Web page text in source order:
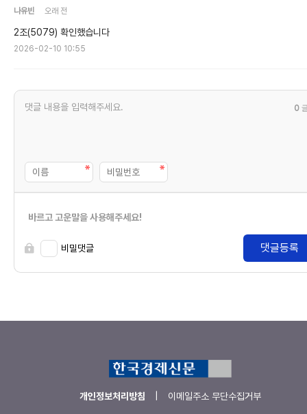
나유빈 오래 전
2조(5079) 확인했습니다
2026-02-10 10:55
0
바르고 고운말을 사용해주세요!
비밀댓글 댓글등록
개인정보처리방침 이메일주소 무단수집거부